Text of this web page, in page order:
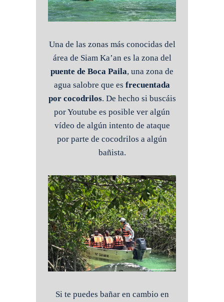
Una de las zonas más conocidas del
área de Siam Ka’an es la zona del
puente de Boca Paila, una zona de
agua salobre que es frecuentada
por cocodrilos. De hecho si buscáis
por Youtube es posible ver algún
vídeo de algún intento de ataque
por parte de cocodrilos a algún
bañista.
Si te puedes bañar en cambio en